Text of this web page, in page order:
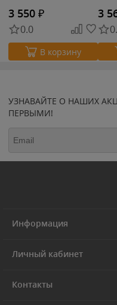
3 550 ₽
0.0
В корзину
3
УЗНАВАЙТЕ О НАШИХ
ПЕРВЫМИ!
Информация
Личный кабинет
Контакты